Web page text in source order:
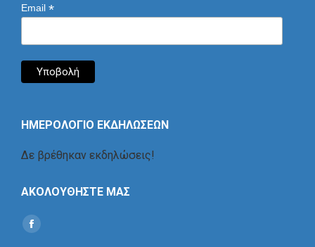
Email *
ΗΜΕΡΟΛΟΓΙΟ ΕΚΔΗΛΩΣΕΩΝ
Δε βρέθηκαν εκδηλώσεις!
ΑΚΟΛΟΥΘΗΣΤΕ ΜΑΣ
Find us on:
Social